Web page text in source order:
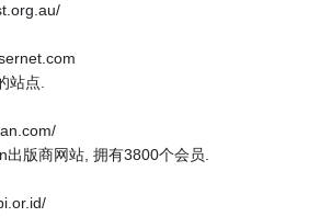
站点.
出版商网站, 拥有3800个会员.